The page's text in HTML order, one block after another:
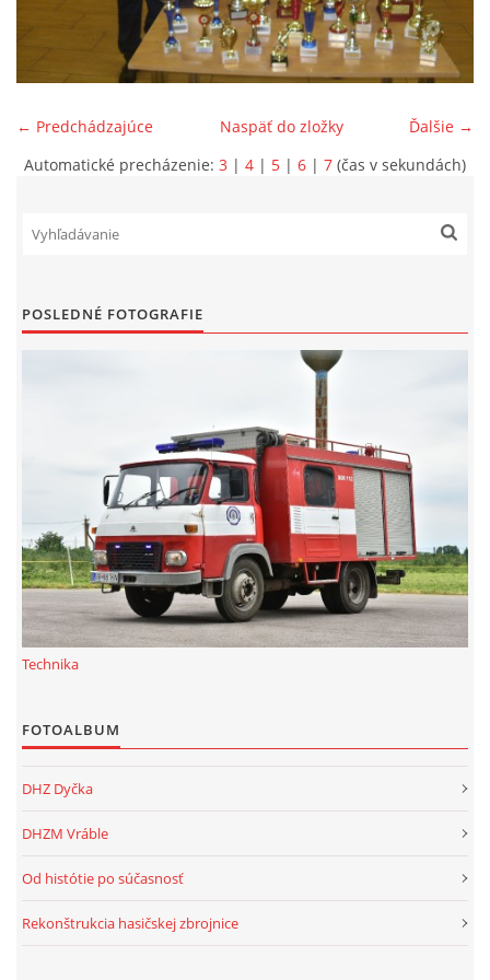
KONTAKTY
© 2026 eStránky.sk|Aktualizované 22. 7. 2026|Hore ↑
← Predchádzajúce Ďalšie →
Naspäť do zložky
Automatické precházenie: 3 | 4 | 5 | 6 | 7 (čas v sekundách)
POSLEDNÉ FOTOGRAFIE
Technika
FOTOALBUM
DHZ Dyčka
DHZM Vráble
Od histótie po súčasnosť
Rekonštrukcia hasičskej zbrojnice